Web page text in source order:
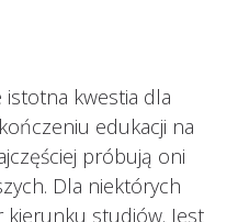
istotna kwestia dla
edukacji na
próbują oni
Dla niektórych
studiów. Jest